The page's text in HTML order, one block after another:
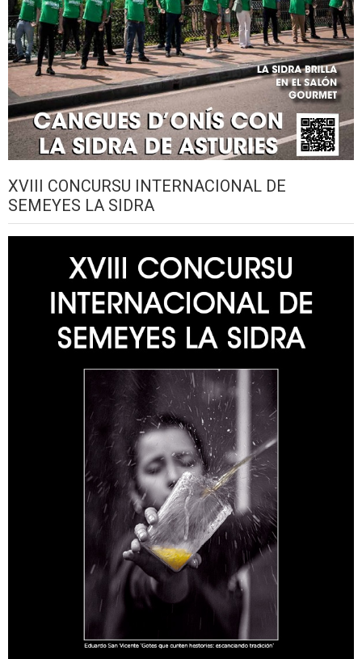
XVIII CONCURSU INTERNACIONAL DE
SEMEYES LA SIDRA